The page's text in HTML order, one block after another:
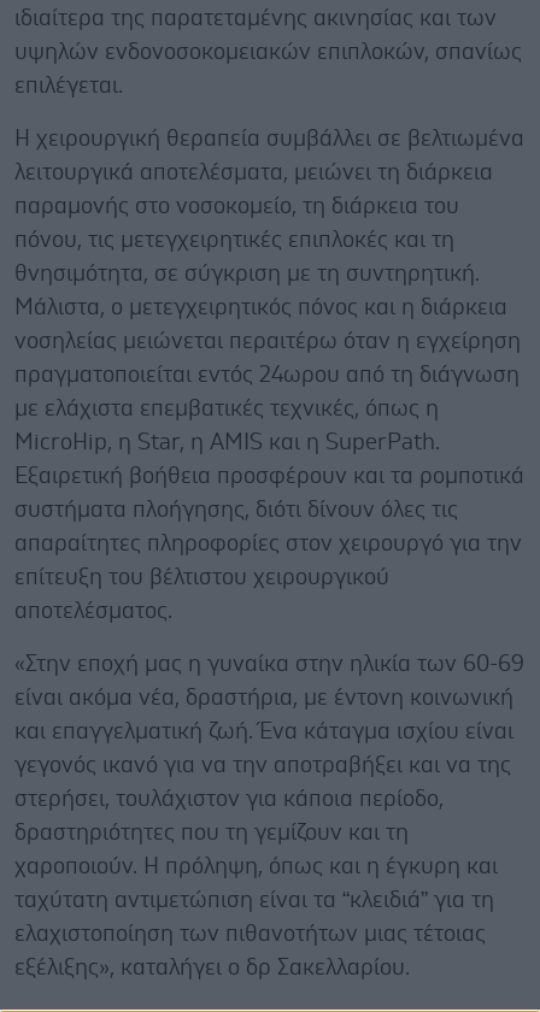
ιδιαίτερα της παρατεταμένης ακινησίας και των
υψηλών ενδονοσοκομειακών επιπλοκών, σπανίως
επιλέγεται.
Η χειρουργική θεραπεία συμβάλλει σε βελτιωμένα
λειτουργικά αποτελέσματα, μειώνει τη διάρκεια
παραμονής στο νοσοκομείο, τη διάρκεια του
πόνου, τις μετεγχειρητικές επιπλοκές και τη
θνησιμότητα, σε σύγκριση με τη συντηρητική.
Μάλιστα, ο μετεγχειρητικός πόνος και η διάρκεια
νοσηλείας μειώνεται περαιτέρω όταν η εγχείρηση
πραγματοποιείται εντός 24ωρου από τη διάγνωση
με ελάχιστα επεμβατικές τεχνικές, όπως η
MicroHip, η Star, η AMIS και η SuperPath.
Εξαιρετική βοήθεια προσφέρουν και τα ρομποτικά
συστήματα πλοήγησης, διότι δίνουν όλες τις
απαραίτητες πληροφορίες στον χειρουργό για την
επίτευξη του βέλτιστου χειρουργικού
αποτελέσματος.
«Στην εποχή μας η γυναίκα στην ηλικία των 60-69
είναι ακόμα νέα, δραστήρια, με έντονη κοινωνική
και επαγγελματική ζωή. Ένα κάταγμα ισχίου είναι
γεγονός ικανό για να την αποτραβήξει και να της
στερήσει, τουλάχιστον για κάποια περίοδο,
δραστηριότητες που τη γεμίζουν και τη
χαροποιούν. Η πρόληψη, όπως και η έγκυρη και
ταχύτατη αντιμετώπιση είναι τα “κλειδιά” για τη
ελαχιστοποίηση των πιθανοτήτων μιας τέτοιας
εξέλιξης», καταλήγει ο δρ Σακελλαρίου.